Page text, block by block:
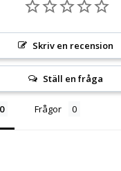
Skriv en recension
Ställ en fråga
Frågor